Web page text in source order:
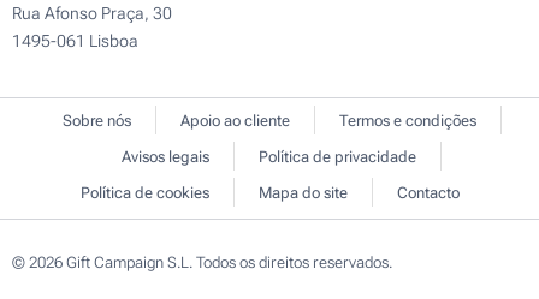
Rua Afonso Praça, 30
1495-061 Lisboa
Sobre nós Apoio ao cliente
Termos e condições
Avisos legais
Política de privacidade
Política de cookies
Mapa do site Contacto
© 2026 Gift Campaign S.L. Todos os direitos reservados.